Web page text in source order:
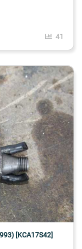
41
[KCA17S42]